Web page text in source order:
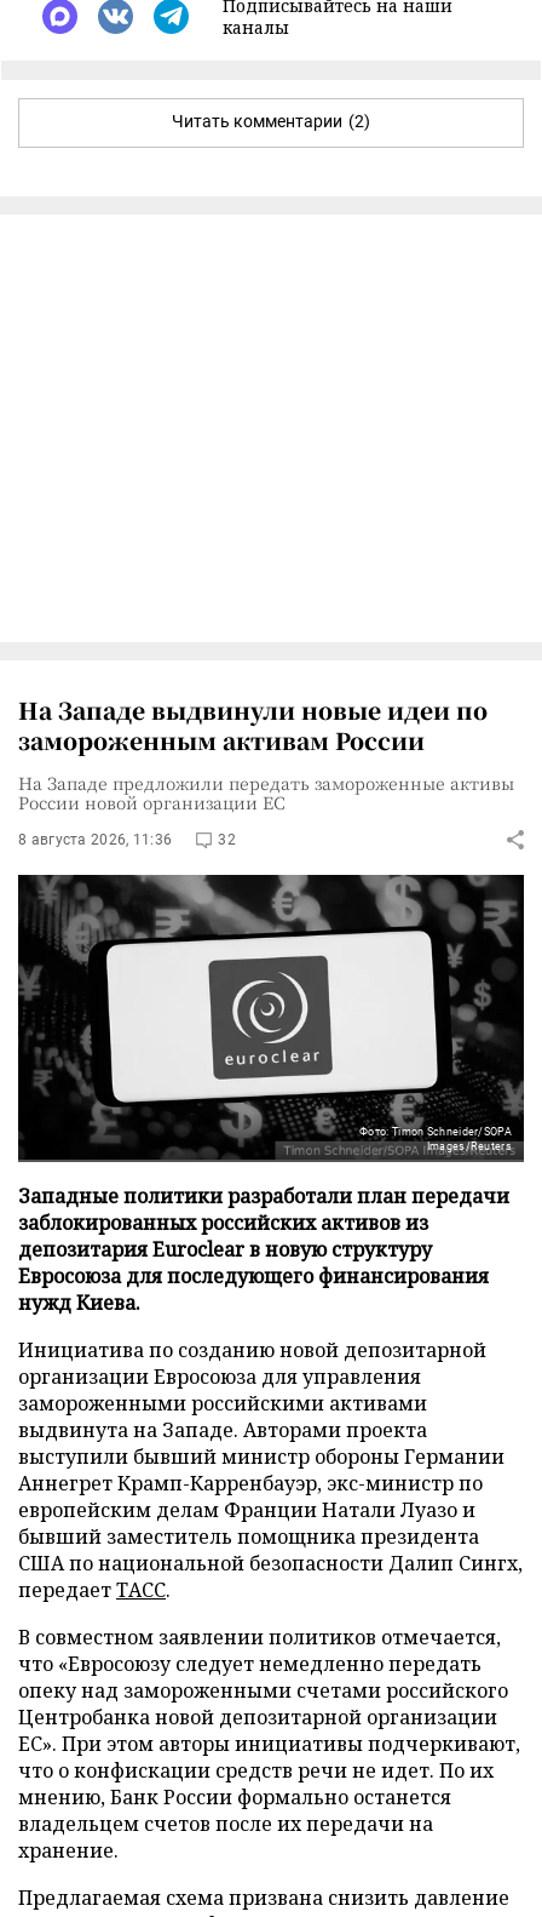
Подписывайтесь на наши
каналы
Читать комментарии (2)
На Западе выдвинули новые идеи по
замороженным активам России
На Западе предложили передать замороженные активы
России новой организации ЕС
8 августа 2026, 11:36 32
Фото: Timon Schneider/SOPA
Images/Reuters
Западные политики разработали план передачи
заблокированных российских активов из
депозитария Euroclear в новую структуру
Евросоюза для последующего финансирования
нужд Киева.
Инициатива по созданию новой депозитарной
организации Евросоюза для управления
замороженными российскими активами
выдвинута на Западе. Авторами проекта
выступили бывший министр обороны Германии
Аннегрет Крамп-Карренбауэр, экс-министр по
европейским делам Франции Натали Луазо и
бывший заместитель помощника президента
США по национальной безопасности Далип Сингх,
передаетТАСС.
В совместном заявлении политиков отмечается,
что «Евросоюзу следует немедленно передать
опеку над замороженными счетами российского
Центробанка новой депозитарной организации
ЕС». При этом авторы инициативы подчеркивают,
что о конфискации средств речи не идет. По их
мнению, Банк России формально останется
владельцем счетов после их передачи на
хранение.
Предлагаемая схема призвана снизить давление